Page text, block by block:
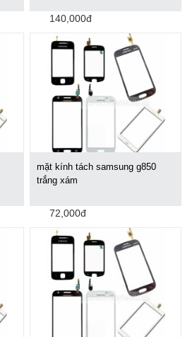
140,000đ
mặt kính tách samsung g850
trắng xám
72,000đ